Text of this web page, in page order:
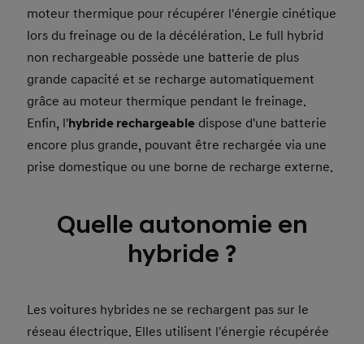
moteur thermique pour récupérer l'énergie cinétique
lors du freinage ou de la décélération. Le full hybrid
non rechargeable possède une batterie de plus
grande capacité et se recharge automatiquement
grâce au moteur thermique pendant le freinage.
Enfin, l'hybride rechargeable dispose d'une batterie
encore plus grande, pouvant être rechargée via une
prise domestique ou une borne de recharge externe.
Quelle autonomie en
hybride ?
Les voitures hybrides ne se rechargent pas sur le
réseau électrique. Elles utilisent l'énergie récupérée